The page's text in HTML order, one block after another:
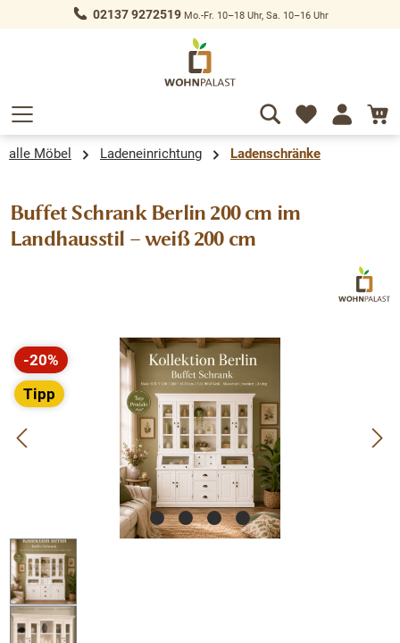
springen 02137 9272519Mo.-Fr. 10–18 Uhr, Sa. 10–16 Uhr
alle Möbel Ladeneinrichtung Ladenschränke
Buffet Schrank Berlin 200 cm im
Landhausstil – weiß 200 cm
Bildergalerie überspringen
-20%
Rabatt
Tipp